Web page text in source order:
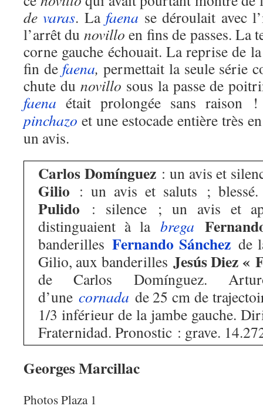
devaras. La faena se déroulait avec
l’arrêt du novilloen fins de passes. La
corne gauche échouait. La reprise de
fin de faena,permettait la seule série
chute du novillo sous la passe de
faena était prolongée sans
pinchazo et une estocade entière très
un avis.
Carlos Domínguez: un avis et
Gilio : un avis et saluts ;
Pulido : silence ; un avis et
distinguaient à labrega
banderilles Fernando Sánchez de
Gilio, aux banderilles Jesús Diez «
de Carlos Domínguez.
d’une cornada de 25 cm de
1/3 inférieur de la jambe gauche.
Fraternidad. Pronostic : grave.
Georges Marcillac
Photos Plaza 1